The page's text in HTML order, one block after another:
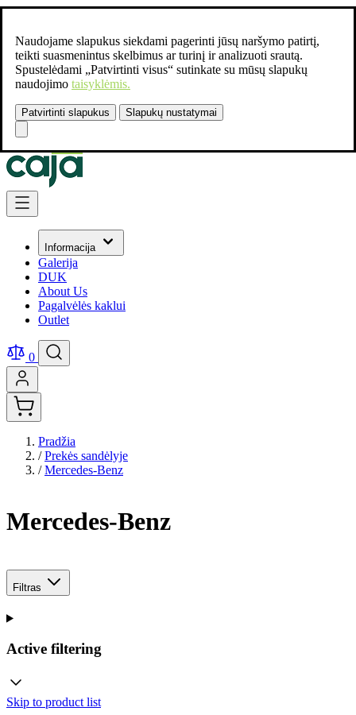
Naudojame slapukus siekdami pagerinti jūsų naršymo patirtį,
teikti suasmenintus skelbimus ar turinį ir analizuoti srautą.
Spustelėdami „Patvirtinti visus“ sutinkate su mūsų slapukų
naudojimo taisyklėmis.
Patvirtinti slapukus Slapukų nustatymai
Susisiekite:
Skip to Content
Informacija
Galerija
DUK
About Us
Pagalvėlės kaklui
Outlet
0
Pradžia
/ Prekės sandėlyje
/ Mercedes-Benz
Mercedes-Benz
Filtras
Active filtering
Skip to product list